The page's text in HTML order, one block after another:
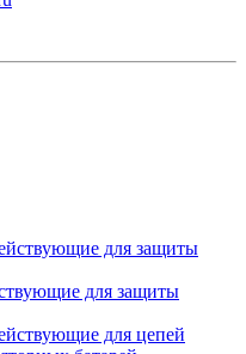
для защиты